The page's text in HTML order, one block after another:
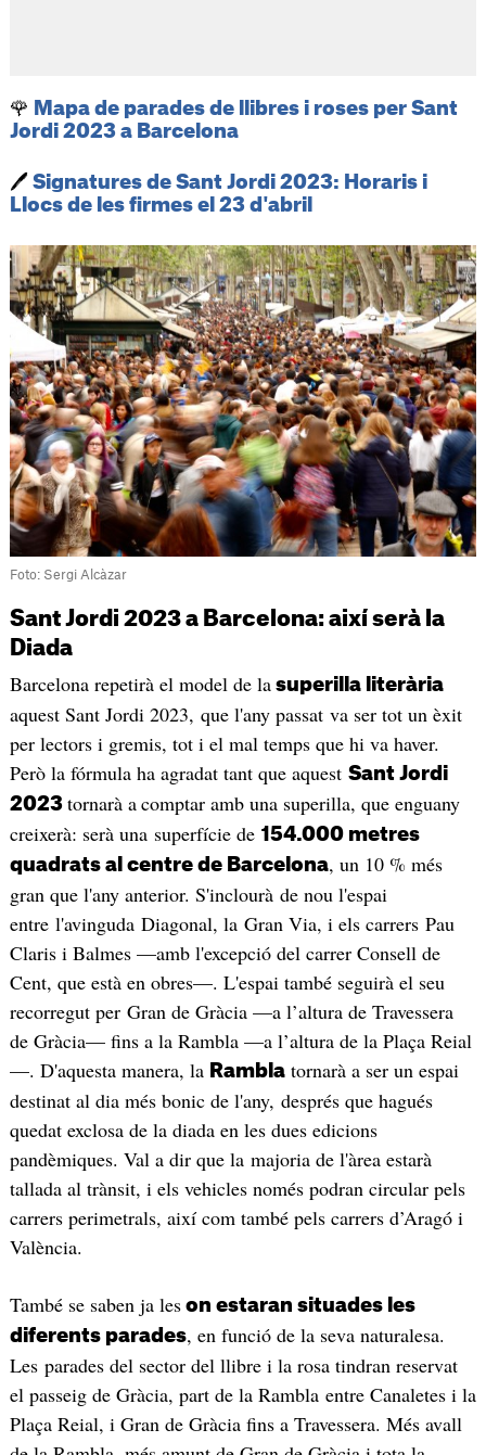
🌹 Mapa de parades de llibres i roses per Sant
Jordi 2023 a Barcelona
🖊️ Signatures de Sant Jordi 2023: Horaris i
Llocs de les firmes el 23 d'abril
Foto: Sergi Alcàzar
Sant Jordi 2023 a Barcelona: així serà la
Diada
Barcelona repetirà el model de lasuperilla literària
aquest Sant Jordi 2023, que l'any passat va ser tot un èxit
per lectors i gremis, tot i el mal temps que hi va haver.
Però la fórmula ha agradat tant que aquest Sant Jordi
2023 tornarà acomptar amb una superilla, que enguany
creixerà: serà una superfície de 154.000 metres
quadrats al centre de Barcelona, un 10 % més
gran que l'any anterior. S'inclourà de nou l'espai
entre l'avinguda Diagonal, la Gran Via, i els carrers Pau
Claris i Balmes —amb l'excepció del carrer Consell de
Cent, que està en obres—. L'espai també seguirà el seu
recorregut per Gran de Gràcia —a l’altura de Travessera
de Gràcia— fins a la Rambla —a l’altura de la Plaça Reial
—. D'aquesta manera, la Ramblatornarà a ser un espai
destinat al dia més bonic de l'any, després que hagués
quedat exclosa de la diada en les dues edicions
pandèmiques. Val a dir que la majoria de l'àrea estarà
tallada al trànsit, i els vehicles només podran circular pels
carrers perimetrals, així com també pels carrers d’Aragó i
València.
També se saben ja leson estaran situades les
diferents parades, en funció de la seva naturalesa.
Les parades del sector del llibre i la rosa tindran reservat
el passeig de Gràcia, part de la Rambla entre Canaletes i la
Plaça Reial, i Gran de Gràcia fins a Travessera. Més avall